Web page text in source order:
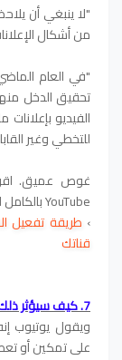
"لا ينبغي أن
من أشكال
"في العام
الفيديو
للتخطي وغير
غوص عميق. اقرأ
YouTube بالكامل للحصول على مزيد من المعلومات.
› طريقة تفعيل
قناتك
7. كيف سيؤثر ذلك على مقاطع الفيديو الجديدة والحالية؟
ويقول يوتيوب
على تمكين أو